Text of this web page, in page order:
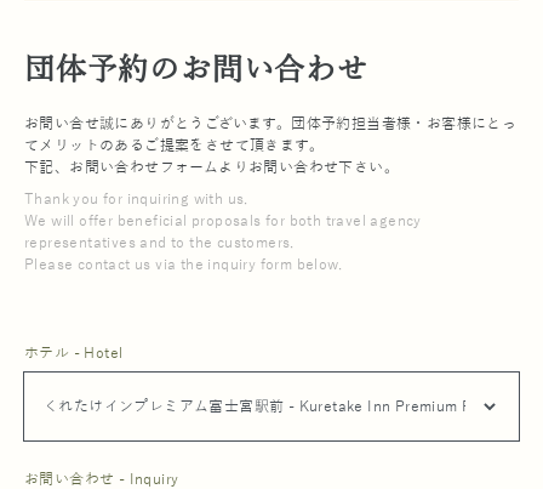
団体予約のお問い合わせ
お問い合せ誠にありがとうございます。団体予約担当者様・お客様にとっ
てメリットのあるご提案をさせて頂きます。
下記、お問い合わせフォームよりお問い合わせ下さい。
Thank you for inquiring with us.
We will offer beneficial proposals for both travel agency
representatives and to the customers.
Please contact us via the inquiry form below.
ホテル - Hotel
お問い合わせ - Inquiry